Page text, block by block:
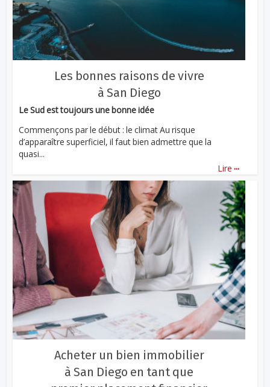
Les bonnes raisons de vivre
à San Diego
Le Sud est toujours une bonne idée
Commençons par le début : le climat Au risque
d’apparaître superficiel, il faut bien admettre que la
quasi...
Lire ...
Acheter un bien immobilier
à San Diego en tant que